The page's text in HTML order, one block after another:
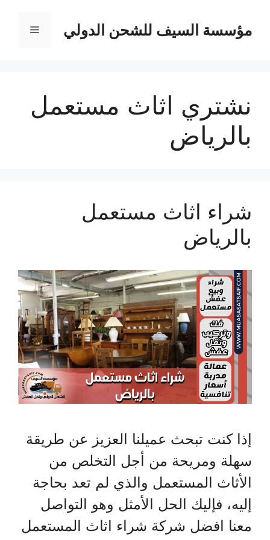
المحتوىمؤسسة السيف للشحن الدولي القائمة
نشتري اثاث مستعمل
بالرياض
شراء اثاث مستعمل
بالرياض
إذا كنت تبحث عميلنا العزيز عن طريقة
سهلة ومريحة من أجل التخلص من
الأثاث المستعمل والذي لم تعد بحاجة
إليه، فإليك الحل الأمثل وهو التواصل
معنا افضل شركة شراء اثاث المستعمل